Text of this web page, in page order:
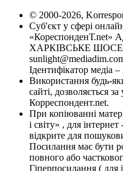
© 2000-2026,
Суб'єкт у сфері
«КореспонденТ.net»
ХАРКІВСЬКЕ ШОСЕ,
Ідентифікатор медіа
Використання будь-
сайті, дозволяється
Корреспондент.net.
При копіюванні
і світу» , для
відкрите для
Посилання має бути
повного або
Гіперпосилання ( для